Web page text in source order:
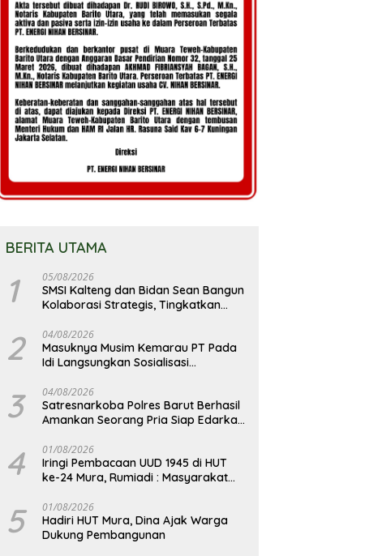
BERITA UTAMA
1 05/08/2026
SMSI Kalteng dan Bidan Sean Bangun
Kolaborasi Strategis, Tingkatkan
2 04/08/2026
Masuknya Musim Kemarau PT Pada
Idi Langsungkan Sosialisasi
3 04/08/2026
Satresnarkoba Polres Barut Berhasil
Amankan Seorang Pria Siap Edarkan
Gram
4 01/08/2026
Iringi Pembacaan UUD 1945 di HUT
ke-24 Mura, Rumiadi : Masyarakat
yang Lebih Besar
5 01/08/2026
Hadiri HUT Mura, Dina Ajak Warga
Dukung Pembangunan